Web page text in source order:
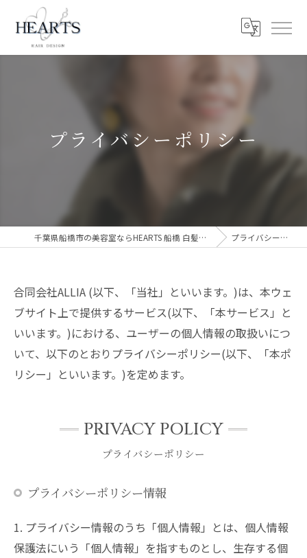
プライバシーポリシー
千葉県船橋市の美容室ならHEARTS 船橋 白髪ぼかし 脱白髪染め プライバシーポリシー
合同会社ALLIA (以下、「当社」といいます。)は、本ウェ
ブサイト上で提供するサービス(以下、「本サービス」と
いいます。)における、ユーザーの個人情報の取扱いにつ
いて、以下のとおりプライバシーポリシー(以下、「本ポ
リシー」といいます。)を定めます。
プライバシーポリシー
PRIVACY POLICY
プライバシーポリシー情報
1. プライバシー情報のうち「個人情報」とは、個人情報
保護法にいう「個人情報」を指すものとし、生存する個